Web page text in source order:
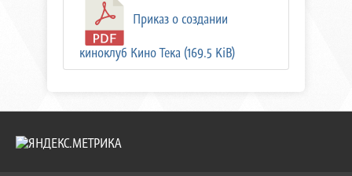
Приказ о создании
киноклуб Кино Тека (169.5 KiB)